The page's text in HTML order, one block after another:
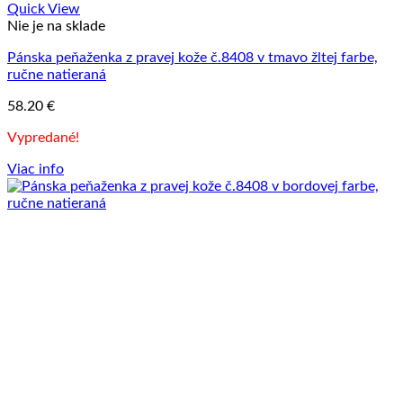
Quick View
Nie je na sklade
Pánska peňaženka z pravej kože č.8408 v tmavo žltej farbe,
ručne natieraná
58.20 €
Vypredané!
Viac info